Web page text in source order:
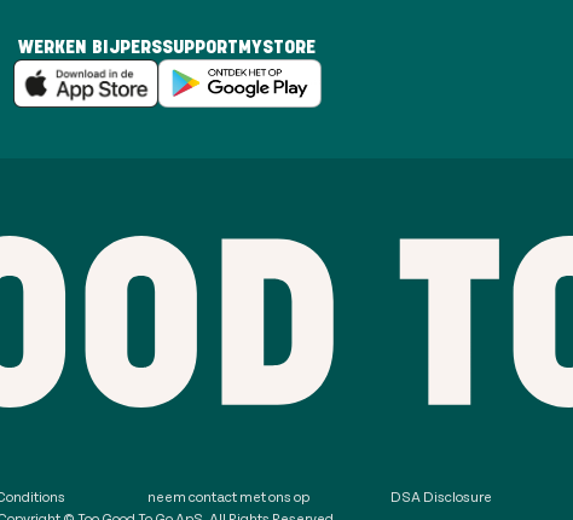
WERKEN BIJ PERSSUPPORT MYSTORE
neem contact met ons op DSA Disclosure